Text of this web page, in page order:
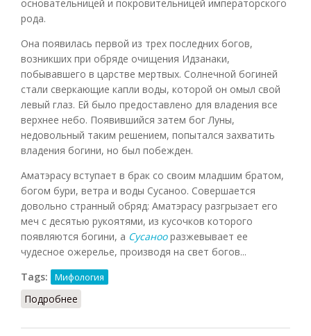
основательницей и покровительницей императорского
рода.
Она появилась первой из трех последних богов,
возникших при обряде очищения Идзанаки,
побывавшего в царстве мертвых. Солнечной богиней
стали сверкающие капли воды, которой он омыл свой
левый глаз. Ей было предоставлено для владения все
верхнее небо. Появившийся затем бог Луны,
недовольный таким решением, попытался захватить
владения богини, но был побежден.
Аматэрасу вступает в брак со своим младшим братом,
богом бури, ветра и воды Сусаноо. Совершается
довольно странный обряд: Аматэрасу разгрызает его
меч с десятью рукоятями, из кусочков которого
появляются богини, а Сусанооразжевывает ее
чудесное ожерелье, производя на свет богов...
Tags:
Мифология
Подробнее